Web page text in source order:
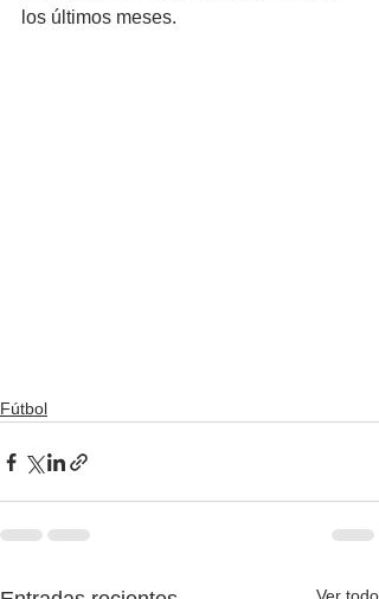
los últimos meses.
Fútbol